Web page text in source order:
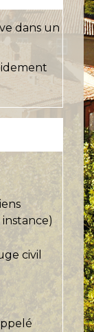
dans un
civil